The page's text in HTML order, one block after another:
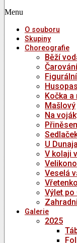
Menu
O souboru
Skupiny
Choreografie
Běží
Kočka a
Mašlový
Na
U Dunaja
V kolaji
Veselá
Vřetenko
Výlet po
Galerie
2025